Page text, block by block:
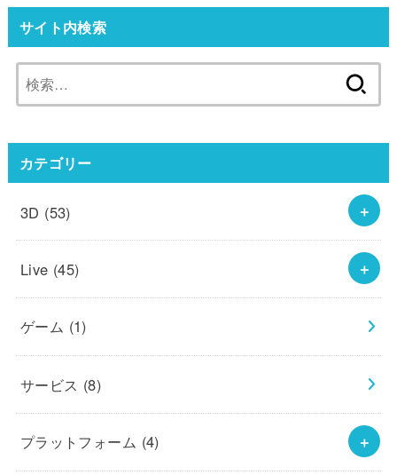
サイト内検索
索:
カテゴリー
3D (53)
Live (45)
ゲーム (1)
サービス (8)
プラットフォーム (4)